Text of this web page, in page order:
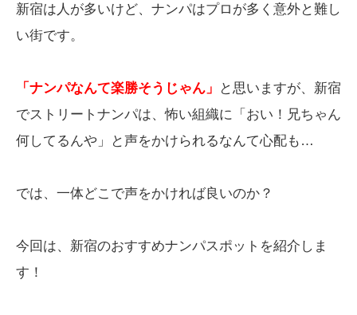
新宿は人が多いけど、ナンパはプロが多く意外と難し
い街です。
「ナンパなんて楽勝そうじゃん」
と思いますが、新宿
でストリートナンパは、怖い組織に「おい！兄ちゃん
何してるんや」と声をかけられるなんて心配も…
では、一体どこで声をかければ良いのか？
今回は、新宿のおすすめナンパスポットを紹介しま
す！